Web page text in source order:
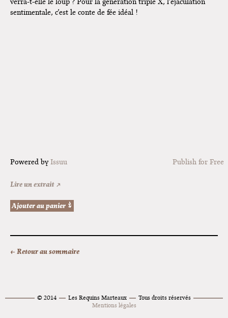
sentimentale, c’est le conte de fée idéal !
Powered byIssuu Publish for Free
Lire un extrait ↗
← Retour au sommaire
© 2014 Les Requins Marteaux
Tous droits réservés
Mentions légales